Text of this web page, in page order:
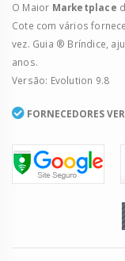
O Maior Marketplace
Cote com vários
vez. Guia ® Bríndice,
anos.
Versão: Evolution 9.8
FORNECEDORES